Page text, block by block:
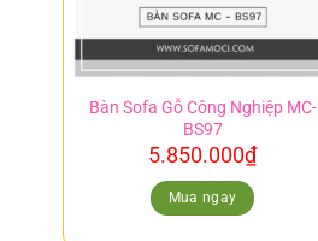
Bàn Sofa Gỗ Công Nghiệp MC-
BS97
5.850.000₫
Mua ngay